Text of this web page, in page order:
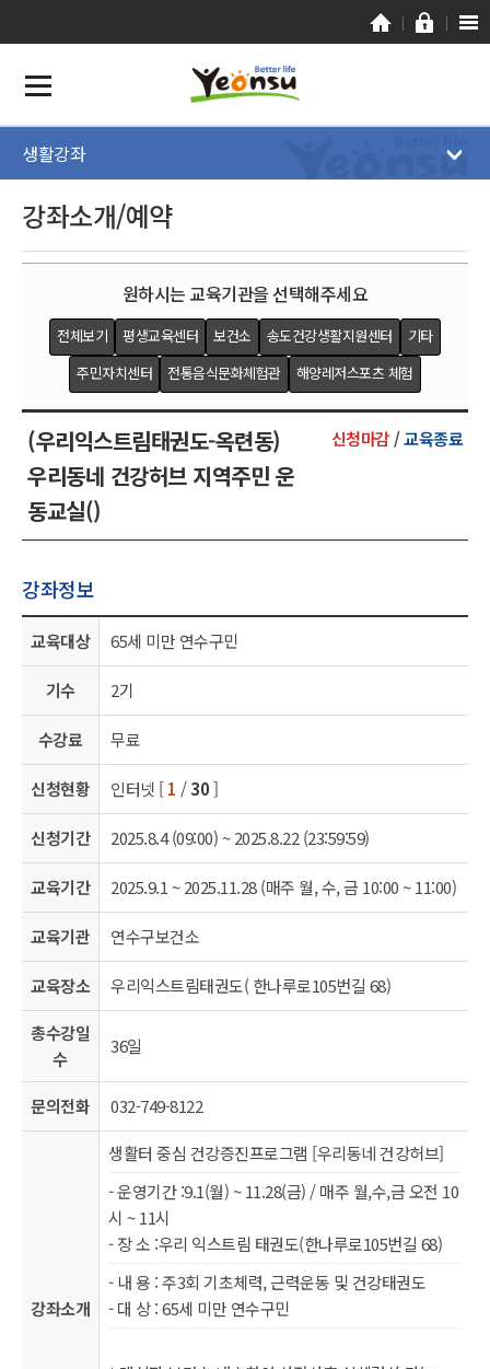
강좌소개/예약
생활강좌
원하시는 교육기관을 선택해주세요
전체보기 평생교육센터 보건소 송도건강생활지원센터
기타
주민자치센터
전통음식문화체험관 해양레저스포츠 체험
(우리익스트림태권도-옥련동)
우리동네 건강허브 지역주민 운
동교실()
신청마감 /교육종료
강좌정보
교육대상 65세 미만 연수구민
기수 2기
수강료 무료
신청현황 인터넷 [1 /30]
신청기간 2025.8.4 (09:00) ~ 2025.8.22 (23:59:59)
교육기간 2025.9.1 ~ 2025.11.28 (매주 월, 수, 금 10:00 ~ 11:00)
교육기관 연수구보건소
교육장소 우리익스트림태권도( 한나루로105번길 68)
총수강일
수
36일
문의전화 032-749-8122
강좌소개
생활터 중심 건강증진프로그램 [우리동네 건강허브]
- 운영기간 :9.1(월) ~ 11.28(금) / 매주 월,수,금 오전 10
시 ~ 11시
- 장 소 :우리 익스트림 태권도(한나루로105번길 68)
- 내 용 : 주3회 기초체력, 근력운동 및 건강태권도
- 대 상 : 65세 미만 연수구민